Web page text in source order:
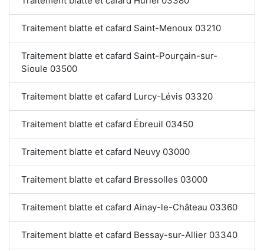
Traitement blatte et cafard Saint-Menoux 03210
Traitement blatte et cafard Saint-Pourçain-sur-
Sioule 03500
Traitement blatte et cafard Lurcy-Lévis 03320
Traitement blatte et cafard Ébreuil 03450
Traitement blatte et cafard Neuvy 03000
Traitement blatte et cafard Bressolles 03000
Traitement blatte et cafard Ainay-le-Château 03360
Traitement blatte et cafard Bessay-sur-Allier 03340